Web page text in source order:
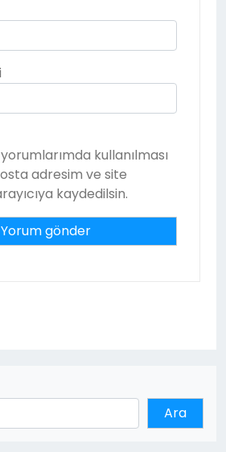
kullanılması
adresim ve site
kaydedilsin.
Ara